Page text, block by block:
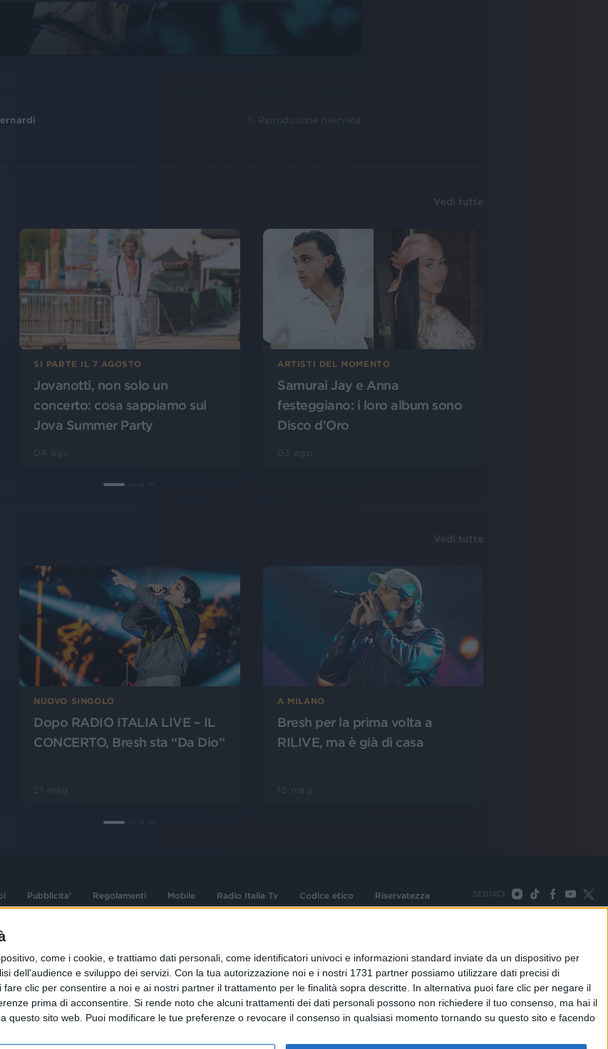
come i cookie, e trattiamo dati personali, come identificatori univoci e informazioni standard inviate da un dispositivo per
dell'audience e sviluppo dei servizi. Con la tua autorizzazione noi e i nostri 1731 partner possiamo utilizzare dati precisi di
clic per consentire a noi e ai nostri partner il trattamento per le finalità sopra descritte. In alternativa puoi fare clic per negare il
prima di acconsentire. Si rende noto che alcuni trattamenti dei dati personali possono non richiedere il tuo consenso, ma hai il
sito web. Puoi modificare le tue preferenze o revocare il consenso in qualsiasi momento tornando su questo sito e facendo
© Riproduzione riservata
Vedi tutte
SI PARTE IL 7 AGOSTO
Jovanotti, non solo un
concerto: cosa sappiamo sul
Jova Summer Party
ARTISTI DEL MOMENTO
Samurai Jay e Anna
festeggiano: i loro album sono
Disco d'Oro
Vedi tutte
NUOVO SINGOLO
Dopo RADIO ITALIA LIVE – IL
CONCERTO, Bresh sta “Da Dio”
A MILANO
Bresh per la prima volta a
RILIVE, ma è già di casa
Pubblicita' Regolamenti Mobile Radio Italia Tv Codice etico Riservatezza SEGUICI
e dei diritti
iscrizione
- 3 Aprile
02 25444220
Sede Legale: Via Savona 97, 20144 Milano